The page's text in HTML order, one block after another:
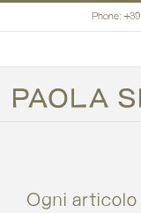
to
Phone:
Ogni articolo